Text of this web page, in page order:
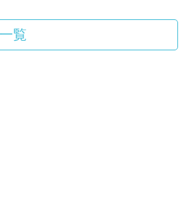
覧